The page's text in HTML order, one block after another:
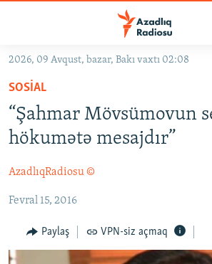
Əsas
qayıt
Əsas
naviqasiyaya
qayıt
Axtarışa
GÜNDƏM
#İZAHLA
KORRUPSIOMETR
FƏRQƏ BAX
QANUNI DOĞRU
ARAŞDIRMA
MULTIMEDIA
2026, 09 Avqust, bazar, Bakı vaxtı 02:08
SOSIAL
“Şahmar Mövsümovun
hökumətə mesajdır”
AzadlıqRadiosu ©
Fevral 15, 2016
Paylaş VPN-siz açmaq